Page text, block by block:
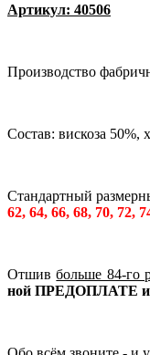
Артикул: 40506
Производство
Состав: вискоза 50%,
Стандартный
62, 64, 66, 68, 70, 72,
Отшивбольше 84-го
ной ПРЕДОПЛАТЕ